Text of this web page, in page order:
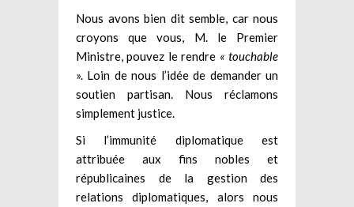
Nous avons bien dit semble, car nous
croyons que vous, M. le Premier
Ministre, pouvez le rendre « touchable
». Loin de nous l’idée de demander un
soutien partisan. Nous réclamons
simplement justice.
Si l’immunité diplomatique est
attribuée aux fins nobles et
républicaines de la gestion des
relations diplomatiques, alors nous